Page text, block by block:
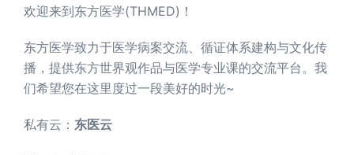
欢迎来到东方医学(THMED)！
东方医学致力于医学病案交流、循证体系建构与文化传
播，提供东方世界观作品与医学专业课的交流平台。我
们希望您在这里度过一段美好的时光~
私有云： 东医云